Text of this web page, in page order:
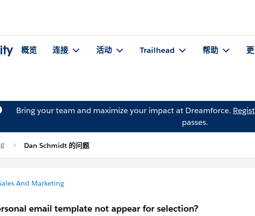
概览 连接 活动 Trailhead 帮助
Bring your team and maximize your impact at Dreamforce.
passes.
Dan Schmidt 的问题
And Marketing
email template not appear for selection?